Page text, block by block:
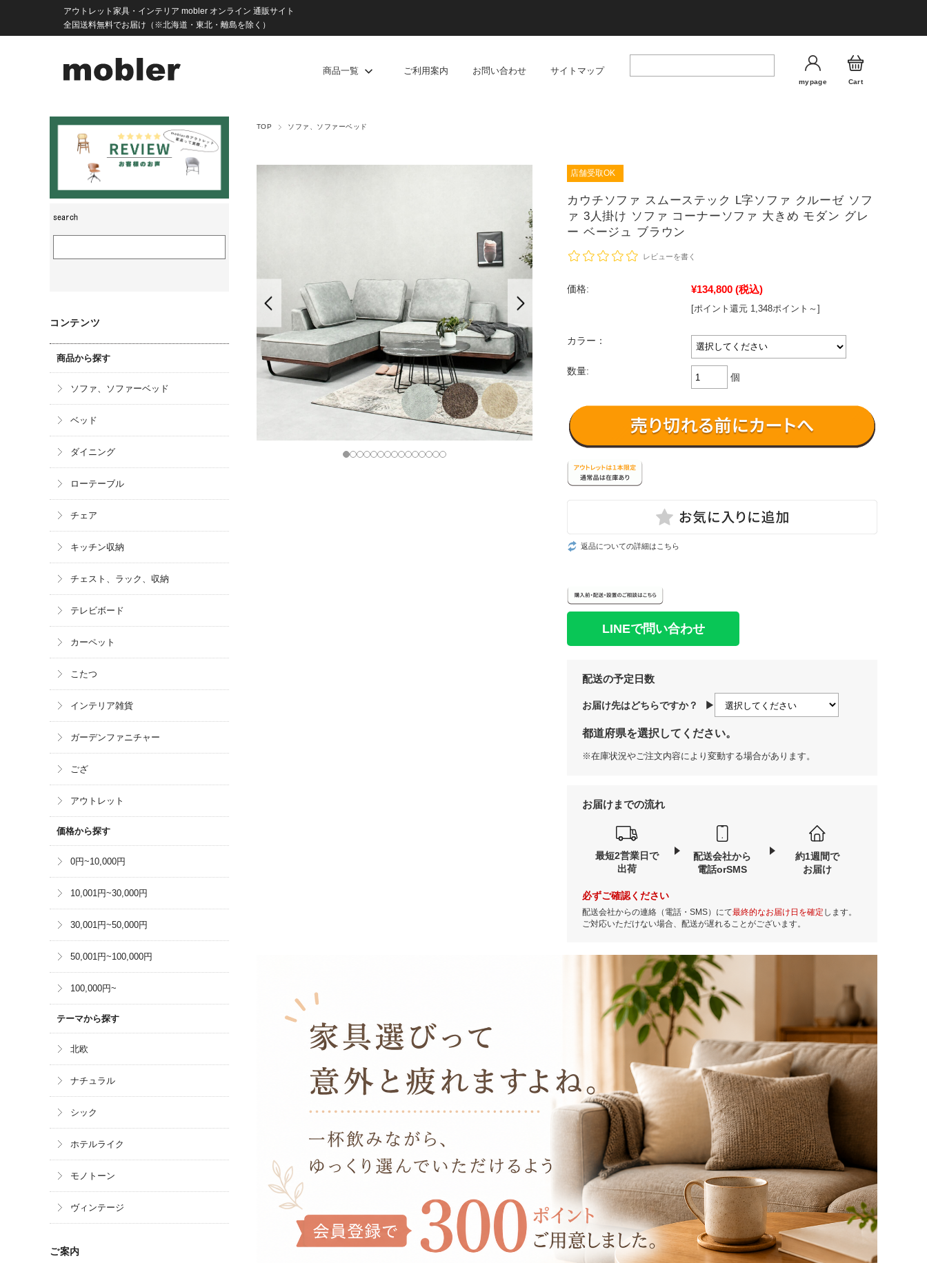
アウトレット家具・インテリア mobler オンライン 通販サイト
全国送料無料でお届け（※北海道・東北・離島を除く）
商品一覧 ご利用案内 お問い合わせ サイトマップ
mypage Cart
TOP ソファ、ソファーベッド
店舗受取OK
カウチソファ スムーステック L字ソファ クルーゼ ソフ
ァ 3人掛け ソファ コーナーソファ 大きめ モダン グレ
ー ベージュ ブラウン
レビューを書く
価格: ¥134,800 (税込)
[ポイント還元 1,348ポイント～]
カラー：
数量:
個
返品についての詳細はこちら
LINEで問い合わせ
配送の予定日数
お届け先はどちらですか？ ▶
都道府県を選択してください。
※在庫状況やご注文内容により変動する場合があります。
お届けまでの流れ
最短2営業日で
出荷
配送会社から
電話orSMS
約1週間で
お届け
必ずご確認ください
配送会社からの連絡（電話・SMS）にて最終的なお届け日を確定 します。
ご対応いただけない場合、配送が遅れることがございます。
コンテンツ
商品から探す
ソファ、ソファーベッド
ベッド
ダイニング
ローテーブル
チェア
キッチン収納
チェスト、ラック、収納
テレビボード
カーペット
こたつ
インテリア雑貨
ガーデンファニチャー
ござ
アウトレット
価格から探す
0円~10,000円
10,001円~30,000円
30,001円~50,000円
50,001円~100,000円
100,000円~
テーマから探す
北欧
ナチュラル
シック
ホテルライク
モノトーン
ヴィンテージ
ご案内